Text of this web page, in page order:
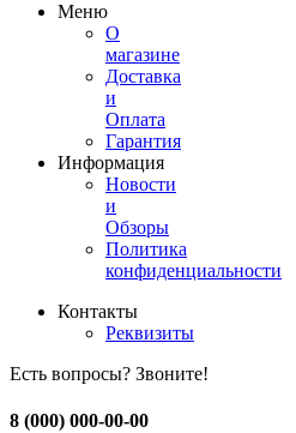
Меню
О
магазине
Доставка
и
Оплата
Гарантия
Информация
Новости
и
Обзоры
Политика
конфиденциальности
Контакты
Реквизиты
Есть вопросы? Звоните!
8 (000) 000-00-00